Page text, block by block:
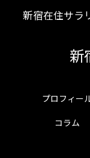
新宿在住サラ
新
プロフィー
コラム